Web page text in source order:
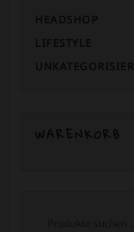
HEADSHOP
LIFESTYLE
WARENKORB